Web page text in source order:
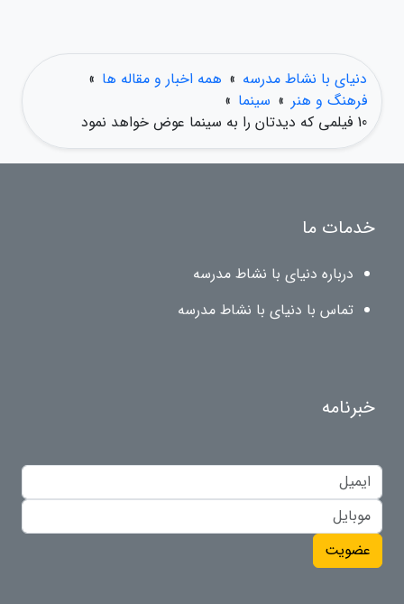
دنیای با نشاط مدرسه » همه اخبار و مقاله ها »
فرهنگ و هنر » سینما »
10 فیلمی که دیدتان را به سینما عوض خواهد نمود
خدمات ما
درباره دنیای با نشاط مدرسه
تماس با دنیای با نشاط مدرسه
خبرنامه
عضویت